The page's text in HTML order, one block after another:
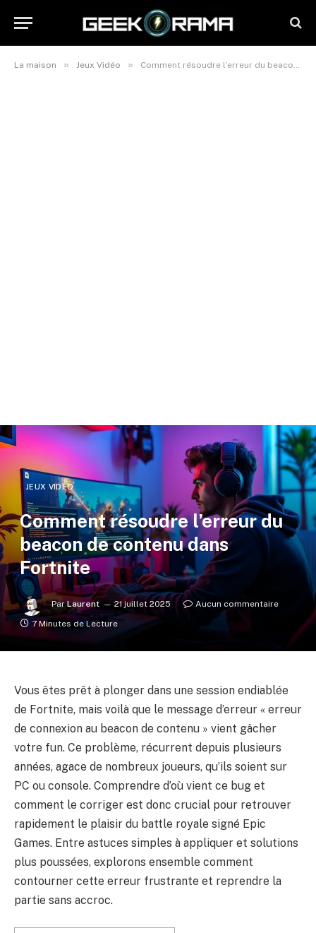
La maison » Jeux Vidéo » Comment résoudre l’erreur du beacon de contenu dans Fortnite
JEUX VIDÉO
Comment résoudre l’erreur du
beacon de contenu dans
Fortnite
Par Laurent 21 juillet 2025
Aucun commentaire
7 Minutes de Lecture
Vous êtes prêt à plonger dans une session endiablée
de Fortnite, mais voilà que le message d’erreur « erreur
de connexion au beacon de contenu » vient gâcher
votre fun. Ce problème, récurrent depuis plusieurs
années, agace de nombreux joueurs, qu’ils soient sur
PC ou console. Comprendre d’où vient ce bug et
comment le corriger est donc crucial pour retrouver
rapidement le plaisir du battle royale signé Epic
Games. Entre astuces simples à appliquer et solutions
plus poussées, explorons ensemble comment
contourner cette erreur frustrante et reprendre la
partie sans accroc.